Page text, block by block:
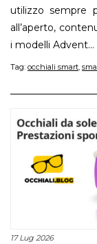
utilizzo sempre
all’aperto,
i modelli Advent...
Tag: occhiali smart,
17 Lug 2026